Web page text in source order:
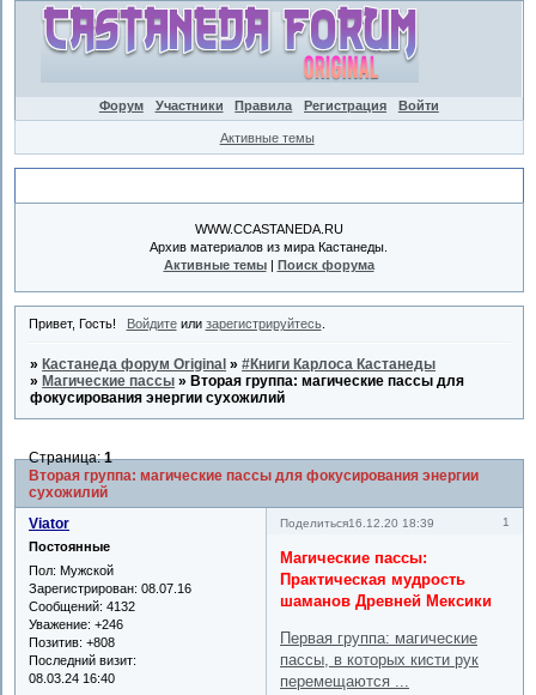
Форум Участники Правила Регистрация Войти
Активные темы
WWW.CCASTANEDA.RU
Архив материалов из мира Кастанеды.
Активные темы| Поиск форума
Привет, Гость! Войдитеили зарегистрируйтесь.
» Кастанеда форум Original »#Книги Карлоса Кастанеды
» Магические пассы » Вторая группа: магические пассы для
фокусирования энергии сухожилий
Вторая группа: магические пассы для фокусирования энергии
сухожилий
Страница:1
Поделиться 1
16.12.20 18:39
Viator
Постоянные
Пол: Мужской
Зарегистрирован: 08.07.16
Сообщений: 4132
Уважение: +246
Позитив: +808
Последний визит:
08.03.24 16:40
Магические пассы:
Практическая мудрость
шаманов Древней Мексики
Первая группа: магические
пассы, в которых кисти рук
перемещаются ...